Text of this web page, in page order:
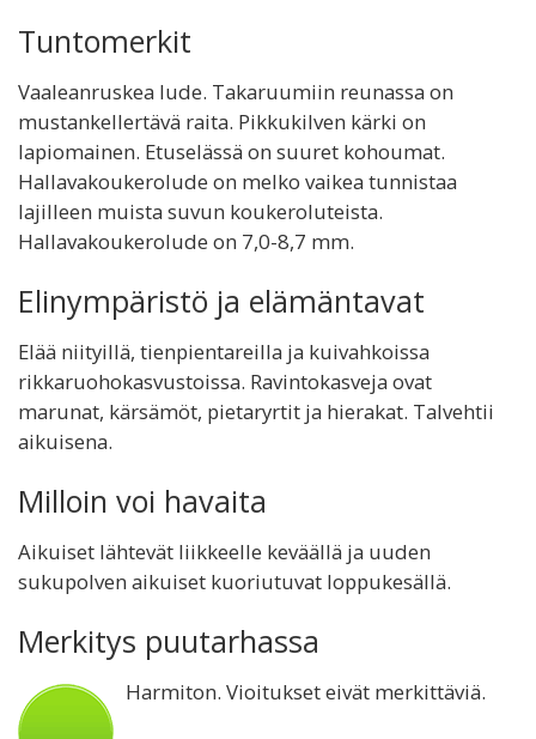
Tuntomerkit
Vaaleanruskea lude. Takaruumiin reunassa on
mustankellertävä raita. Pikkukilven kärki on
lapiomainen. Etuselässä on suuret kohoumat.
Hallavakoukerolude on melko vaikea tunnistaa
lajilleen muista suvun koukeroluteista.
Hallavakoukerolude on 7,0-8,7 mm.
Elinympäristö ja elämäntavat
Elää niityillä, tienpientareilla ja kuivahkoissa
rikkaruohokasvustoissa. Ravintokasveja ovat
marunat, kärsämöt, pietaryrtit ja hierakat. Talvehtii
aikuisena.
Milloin voi havaita
Aikuiset lähtevät liikkeelle keväällä ja uuden
sukupolven aikuiset kuoriutuvat loppukesällä.
Merkitys puutarhassa
Harmiton. Vioitukset eivät merkittäviä.